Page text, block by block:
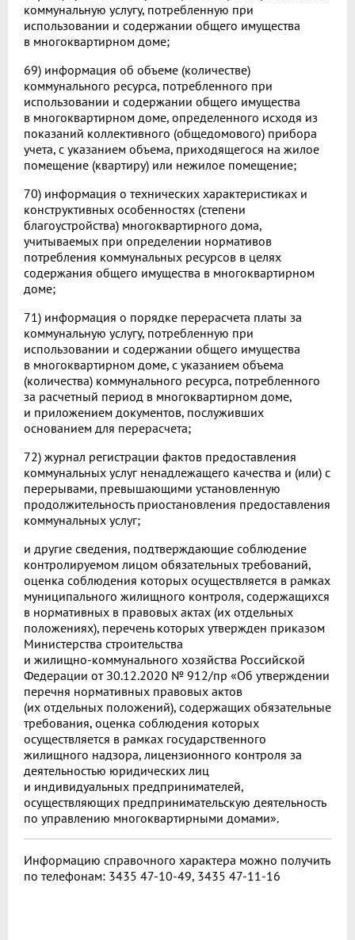
коммунальную услугу, потребленную при
использовании и содержании общего имущества
в многоквартирном доме;
69) информация об объеме (количестве)
коммунального ресурса, потребленного при
использовании и содержании общего имущества
в многоквартирном доме, определенного исходя из
показаний коллективного (общедомового) прибора
учета, с указанием объема, приходящегося на жилое
помещение (квартиру) или нежилое помещение;
70) информация о технических характеристиках и
конструктивных особенностях (степени
благоустройства) многоквартирного дома,
учитываемых при определении нормативов
потребления коммунальных ресурсов в целях
содержания общего имущества в многоквартирном
доме;
71) информация о порядке перерасчета платы за
коммунальную услугу, потребленную при
использовании и содержании общего имущества
в многоквартирном доме, с указанием объема
(количества) коммунального ресурса, потребленного
за расчетный период в многоквартирном доме,
и приложением документов, послуживших
основанием для перерасчета;
72) журнал регистрации фактов предоставления
коммунальных услуг ненадлежащего качества и (или) с
перерывами, превышающими установленную
продолжительность приостановления предоставления
коммунальных услуг;
и другие сведения, подтверждающие соблюдение
контролируемом лицом обязательных требований,
оценка соблюдения которых осуществляется в рамках
муниципального жилищного контроля, содержащихся
в нормативных в правовых актах (их отдельных
положениях), перечень которых утвержден приказом
Министерства строительства
и жилищно-коммунального хозяйства Российской
Федерации от З0.12.2020 № 912/пр «Об утверждении
перечня нормативных правовых актов
(их отдельных положений), содержащих обязательные
требования, оценка соблюдения которых
осуществляется в рамках государственного
жилищного надзора, лицензионного контроля за
деятельностью юридических лиц
и индивидуальных предпринимателей,
осуществляющих предпринимательскую деятельность
по управлению многоквартирными домами».
Информацию справочного характера можно получить
по телефонам: 3435 47-10-49, 3435 47-11-16